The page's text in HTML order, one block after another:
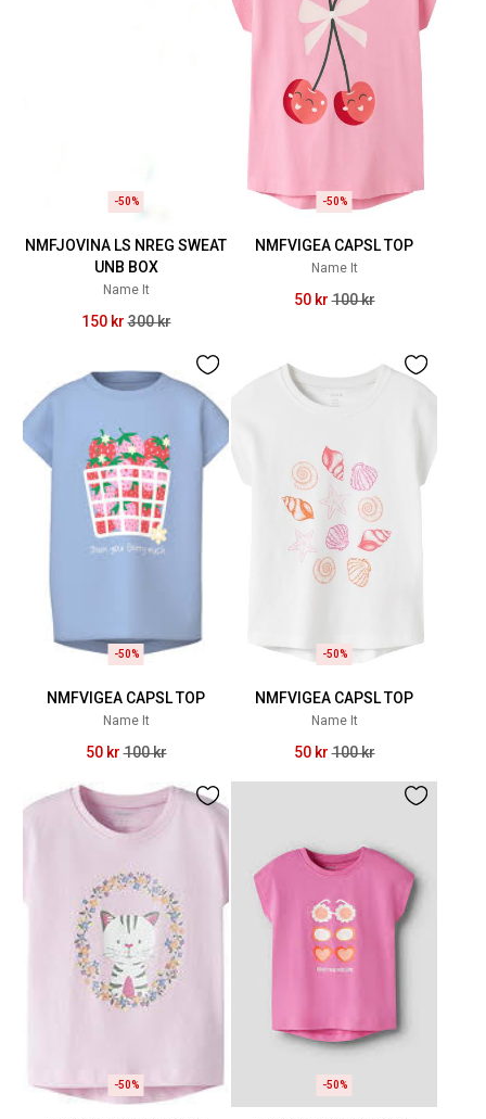
-50%
NMFJOVINA LS NREG SWEAT
UNB BOX
Name It
150 kr 300 kr
-50%
NMFVIGEA CAPSL TOP
Name It
50 kr 100 kr
-50%
NMFVIGEA CAPSL TOP
Name It
50 kr 100 kr
-50%
NMFVIGEA CAPSL TOP
Name It
50 kr 100 kr
-50% -50%